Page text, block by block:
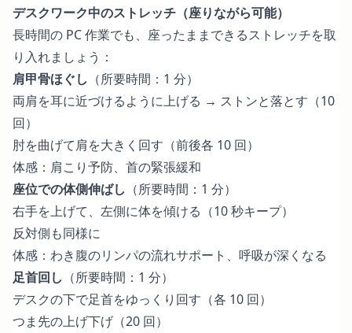
デスクワーク中のストレッチ（座りながら可能）
長時間の PC 作業でも、座ったままできるストレッチを取
り入れましょう：
肩甲骨ほぐし （所要時間：1 分）
両肩を耳に近づけるように上げる → ストンと落とす（10
回）
肘を曲げて肩を大きく回す（前後各 10 回）
体感：肩こり予防、首の緊張緩和
座位での体側伸ばし （所要時間：1 分）
右手を上げて、左側に体を傾ける（10 秒キープ）
反対側も同様に
体感：わき腹のリンパの流れサポート、呼吸が深くなる
足首回し （所要時間：1 分）
デスクの下で足首をゆっくり回す（各 10 回）
つま先の上げ下げ（20 回）